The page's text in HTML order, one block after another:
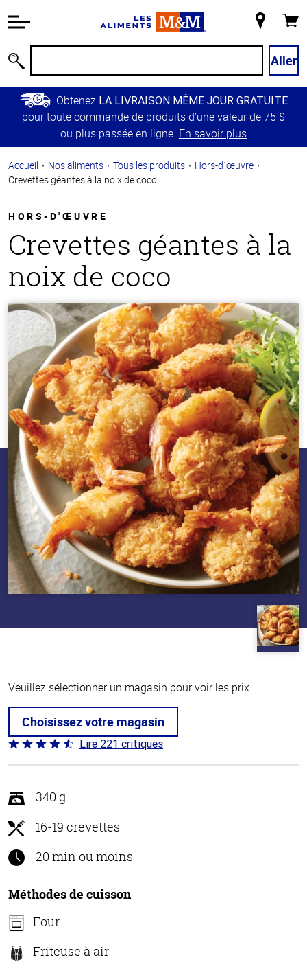
relative à
Passer
contenu
principal
Retour à
principale
magasin
Aller
Obtenez LA LIVRAISON MÊME JOUR GRATUITE
pour toute commande de produits d’une valeur de 75 $
ou plus passée en ligne. En savoir plus
Accueil Nos aliments Tous les produits
Hors-d`œuvre
Crevettes géantes à la noix de coco
HORS-D'ŒUVRE
Crevettes géantes à la
noix de coco
Veuillez sélectionner un magasin pour voir les prix.
Choisissez votre magasin
Coté
4.7 sur
Lire 221 critiques
340 g
16-19 crevettes
20 min ou moins
Méthodes de cuisson
Four
Friteuse à air